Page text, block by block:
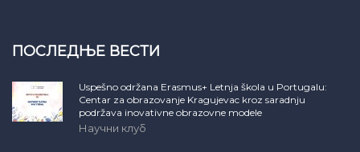
ПОСЛЕДЊЕ ВЕСТИ
Uspešno održana Erasmus+ Letnja škola u Portugalu:
Centar za obrazovanje Kragujevac kroz saradnju
podržava inovativne obrazovne modele
Научни клуб